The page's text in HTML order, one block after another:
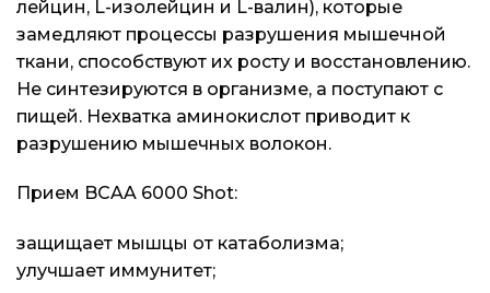
лейцин, L-изолейцин и L-валин), которые
замедляют процессы разрушения мышечной
ткани, способствуют их росту и восстановлению.
Не синтезируются в организме, а поступают с
пищей. Нехватка аминокислот приводит к
разрушению мышечных волокон.
Прием BCAA 6000 Shot:
защищает мышцы от катаболизма;
улучшает иммунитет;